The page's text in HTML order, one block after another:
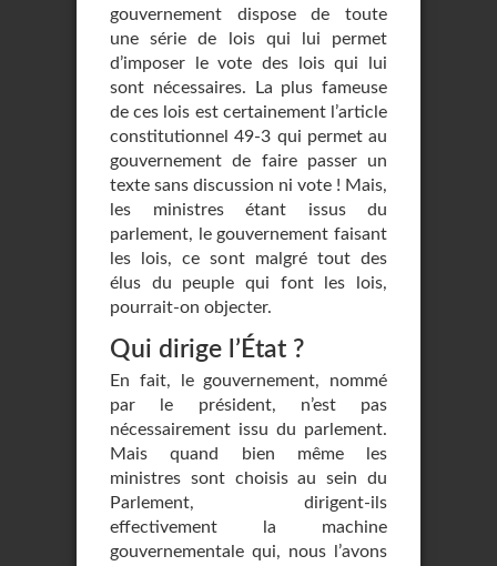
gouvernement dispose de toute
une série de lois qui lui permet
d’imposer le vote des lois qui lui
sont nécessaires. La plus fameuse
de ces lois est certainement l’article
constitutionnel 49-3 qui permet au
gouvernement de faire passer un
texte sans discussion ni vote ! Mais,
les ministres étant issus du
parlement, le gouvernement faisant
les lois, ce sont malgré tout des
élus du peuple qui font les lois,
pourrait-on objecter.
Qui dirige l’État ?
En fait, le gouvernement, nommé
par le président, n’est pas
nécessairement issu du parlement.
Mais quand bien même les
ministres sont choisis au sein du
Parlement, dirigent-ils
effectivement la machine
gouvernementale qui, nous l’avons